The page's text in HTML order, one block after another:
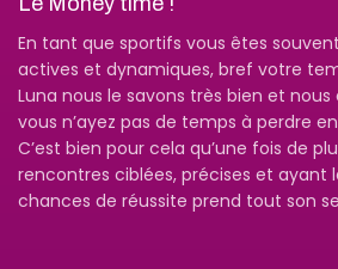
En tant que sportifs vous êtes
actives et dynamiques, bref votre
Luna nous le savons très bien et
vous n’ayez pas de temps à perdre
C’est bien pour cela qu’une fois de
rencontres ciblées, précises et ayant
chances de réussite prend tout son